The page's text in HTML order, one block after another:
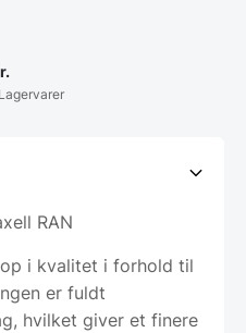
RAN
i kvalitet i forhold til
er fuldt
hvilket giver et finere